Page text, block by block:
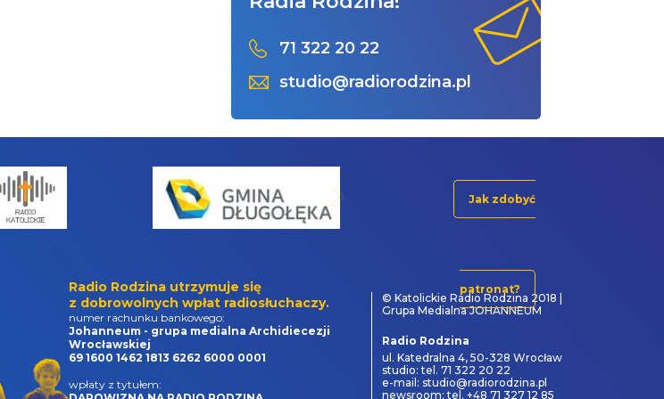
71 322 20 22
studio@radiorodzina.pl
Jak zdobyć
patronat?
Radio Rodzina utrzymuje się
z dobrowolnych wpłat radiosłuchaczy.
numer rachunku bankowego:
Johanneum - grupa medialna Archidiecezji
Wrocławskiej
69 1600 1462 1813 6262 6000 0001
wpłaty z tytułem:
© Katolickie Radio Rodzina 2018 |
Grupa Medialna JOHANNEUM
Radio Rodzina
ul. Katedralna 4, 50-328 Wrocław
studio: tel. 71 322 20 22
e-mail: studio@radiorodzina.pl
newsroom: tel. +48 71 327 12 85